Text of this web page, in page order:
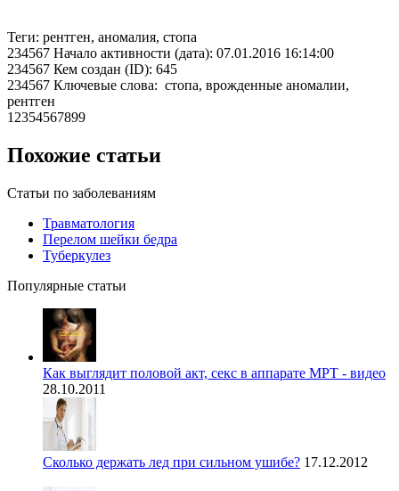
Теги: рентген, аномалия, стопа
234567 Начало активности (дата): 07.01.2016 16:14:00
234567 Кем создан (ID): 645
234567 Ключевые слова: стопа, врожденные аномалии,
рентген
12354567899
Похожие статьи
Статьи по заболеваниям
Травматология
Перелом шейки бедра
Туберкулез
Популярные статьи
Как выглядит половой акт, секс в аппарате МРТ - видео
28.10.2011
Сколько держать лед при сильном ушибе? 17.12.2012